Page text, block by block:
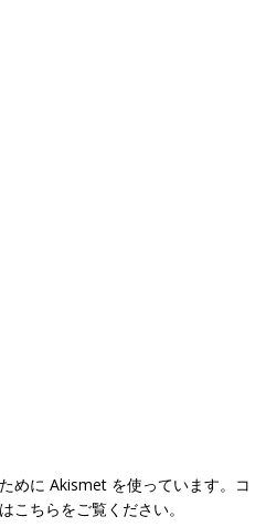
めに Akismet を使っています。 コ
こちらをご覧ください。